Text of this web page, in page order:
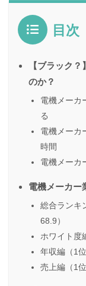
目次
【ブラック
のか？
電機メーカ
る
電機メーカ
時間
電機メーカ
電機メーカー
総合ランキ
68.9）
ホワイト度
年収編（1
売上編（1